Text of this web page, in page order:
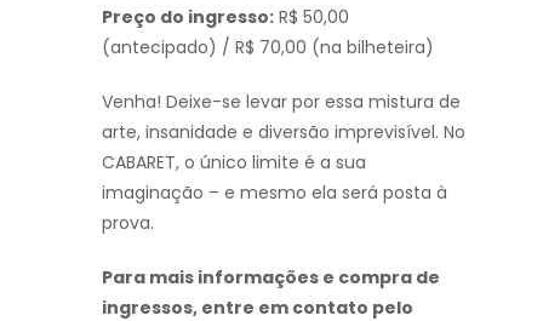
Preço do ingresso: R$ 50,00
(antecipado) / R$ 70,00 (na bilheteira)
Venha! Deixe-se levar por essa mistura de
arte, insanidade e diversão imprevisível. No
CABARET, o único limite é a sua
imaginação – e mesmo ela será posta à
prova.
Para mais informações e compra de
ingressos, entre em contato pelo